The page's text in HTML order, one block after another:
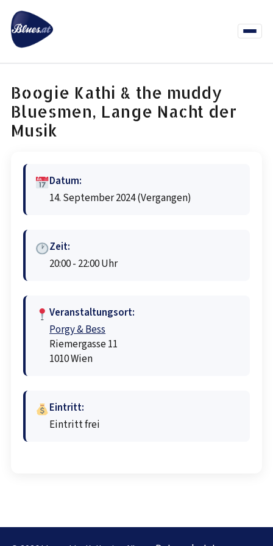
Inhalt
springen
Menü
Boogie Kathi & the muddy
Bluesmen, Lange Nacht der
Musik
Datum:
14. September 2024(Vergangen)
Zeit:
20:00 - 22:00 Uhr
Veranstaltungsort:
Porgy & Bess
Riemergasse 11
1010 Wien
Eintritt:
Eintritt frei